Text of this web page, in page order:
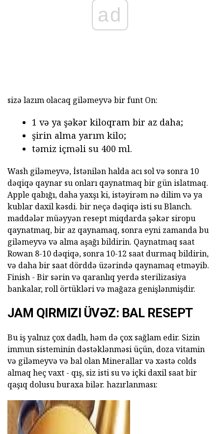
ad
sizə lazım olacaq giləmeyvə bir funt On:
1 və ya şəkər kiloqram bir az daha;
şirin alma yarım kilo;
təmiz içməli su 400 ml.
Wash giləmeyvə, İstənilən halda acı sol və sonra 10
dəqiqə qaynar su onları qaynatmaq bir gün islatmaq.
Apple qabığı, daha yaxşı ki, istəyirəm nə dilim və ya
kublar daxil kəsdi. bir neçə dəqiqə isti su Blanch.
maddələr müəyyən resept miqdarda şəkər siropu
qaynatmaq, bir az qaynamaq, sonra eyni zamanda bu
giləmeyvə və alma aşağı bildirin. Qaynatmaq saat
Rowan 8-10 dəqiqə, sonra 10-12 saat durmaq bildirin,
və daha bir saat dörddə üzərində qaynamaq etməyib.
Finish - Bir sərin və qaranlıq yerdə sterilizasiya
bankalar, roll örtükləri və mağaza genişlənmişdir.
JAM QIRMIZI ÜVƏZ: BAL RESEPT
Bu iş yalnız çox dadlı, həm də çox sağlam edir. Sizin
immun sisteminin dəstəklənməsi üçün, doza vitamin
və giləmeyvə və bal olan Minerallar və xəstə colds
almaq heç vaxt - qış, siz isti su və içki daxil saat bir
qaşıq dolusu buraxa bilər. hazırlanması: